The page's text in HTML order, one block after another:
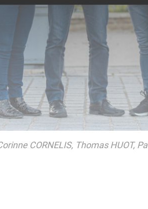
CORNELIS, Thomas HUOT,